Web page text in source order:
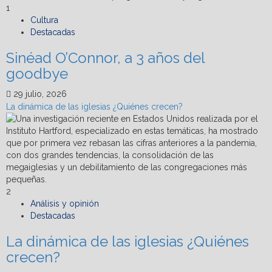
Emprendedor
Social
1
Cultura
Destacadas
Sinéad O’Connor, a 3 años del
goodbye
29 julio, 2026
La dinámica de las iglesias ¿Quiénes crecen?
2
Análisis y opinión
Destacadas
La dinámica de las iglesias ¿Quiénes
crecen?